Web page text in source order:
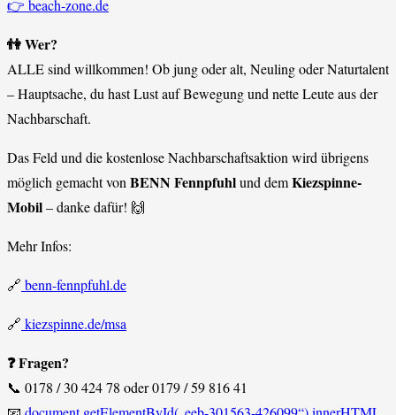
👉 beach-zone.de
👫 Wer?
ALLE sind willkommen! Ob jung oder alt, Neuling oder Naturtalent
– Hauptsache, du hast Lust auf Bewegung und nette Leute aus der
Nachbarschaft.
Das Feld und die kostenlose Nachbarschaftsaktion wird übrigens
möglich gemacht von BENN Fennpfuhlund demKiezspinne-
Mobil– danke dafür! 🙌
Mehr Infos:
🔗 benn-fennpfuhl.de
🔗 kiezspinne.de/msa
❓ Fragen?
📞 0178 / 30 424 78 oder 0179 / 59 816 41